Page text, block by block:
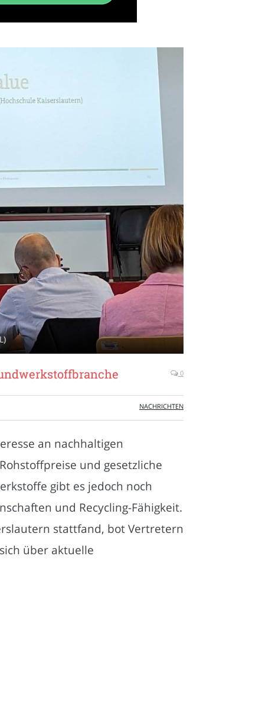
0
NACHRICHTEN
an nachhaltigen
und gesetzliche
gibt es jedoch noch
und Recycling-Fähigkeit.
stattfand, bot Vertretern
über aktuelle